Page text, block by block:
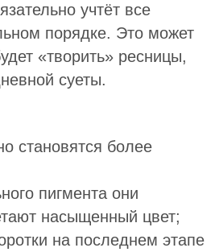
учтёт все
порядке. Это может
«творить» ресницы,
суеты.
становятся более
пигмента они
насыщенный цвет;
на последнем этапе